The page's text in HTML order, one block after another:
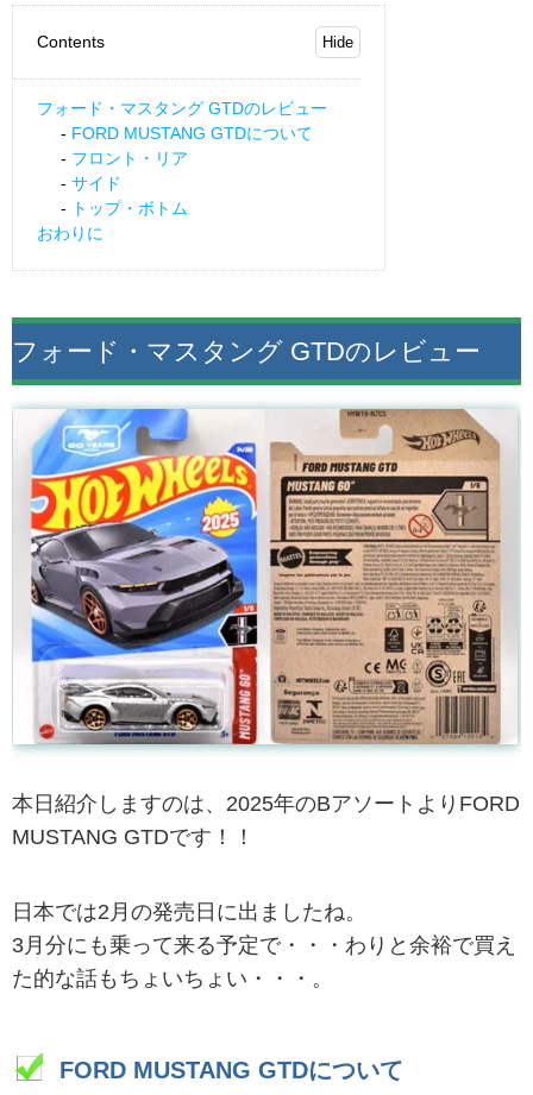
Contents
フォード・マスタング GTDのレビュー
FORD MUSTANG GTDについて
フロント・リア
サイド
トップ・ボトム
おわりに
フォード・マスタング GTDのレビュー
本日紹介しますのは、2025年のBアソートよりFORD
MUSTANG GTDです！！
日本では2月の発売日に出ましたね。
3月分にも乗って来る予定で・・・わりと余裕で買え
た的な話もちょいちょい・・・。
FORD MUSTANG GTDについて